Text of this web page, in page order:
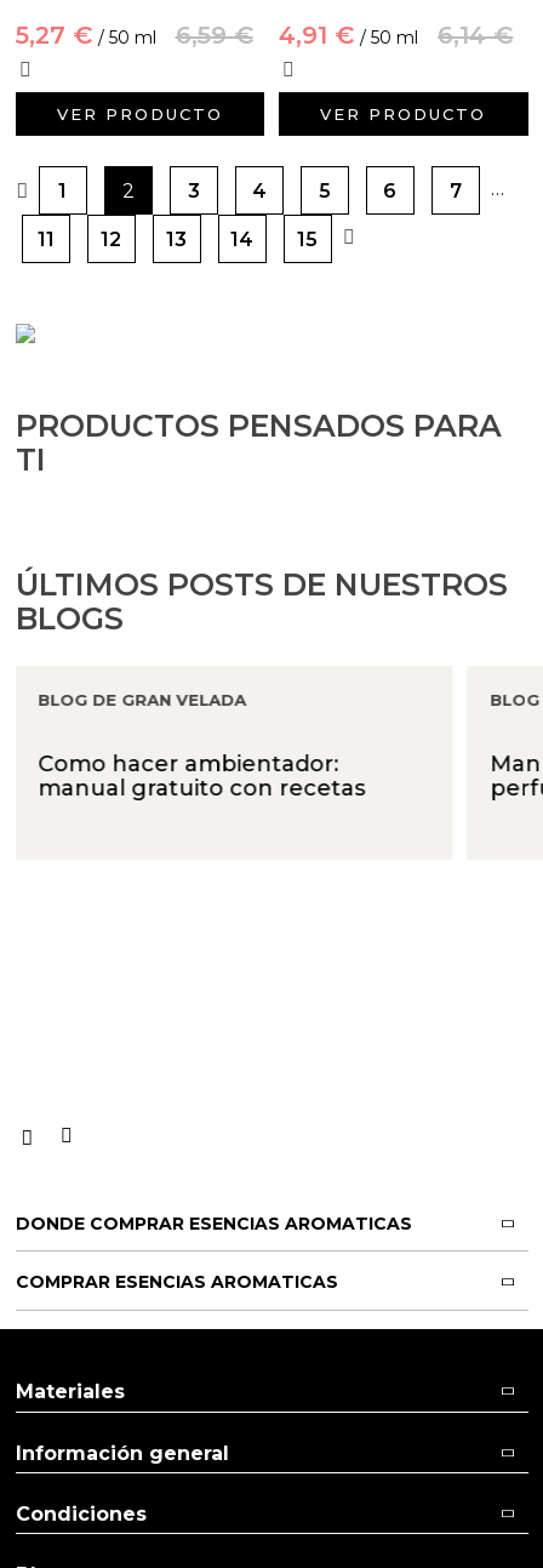
5,27 € / 50 ml 6,59 €
VER PRODUCTO
4,91 € / 50 ml 6,14 €
VER PRODUCTO
1 2 3 4 5 6 7 …
11 12 13 14 15
PRODUCTOS PENSADOS PARA
TI
ÚLTIMOS POSTS DE NUESTROS
BLOGS
BLOG DE GRAN VELADA
Como hacer ambientador:
manual gratuito con recetas
DONDE COMPRAR ESENCIAS AROMATICAS
COMPRAR ESENCIAS AROMATICAS
Materiales
Información general
Condiciones